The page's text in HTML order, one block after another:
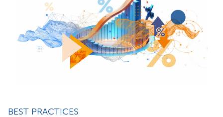
BEST PRACTICES